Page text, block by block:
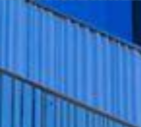
Panneau de gestion des cookies